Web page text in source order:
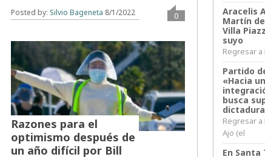
Posted by: Silvio Bageneta 8/1/2022 0
Razones para el
optimismo después de
un año difícil por Bill
Aracelis
Martín
Villa
suyo
Regresar a
Partido
«Hacia
busca
Regresar
Ajo (el
En